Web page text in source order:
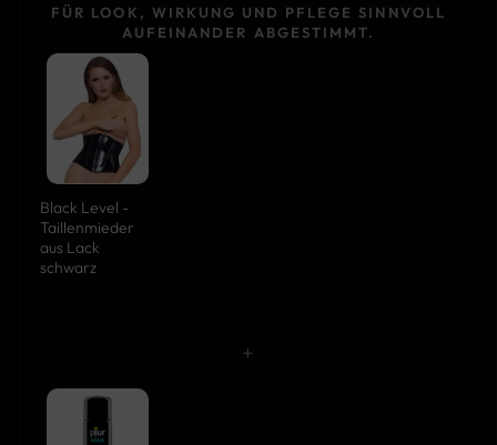
FÜR LOOK, WIRKUNG UND PFLEGE SINNVOLL
AUFEINANDER ABGESTIMMT.
Black Level -
Taillenmieder
aus Lack
schwarz
+